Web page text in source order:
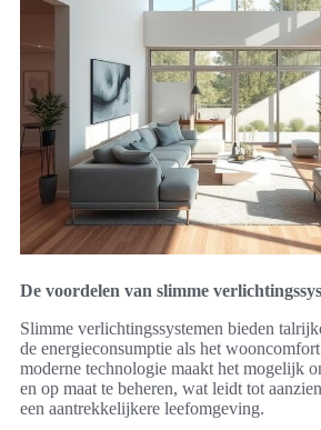
De voordelen van slimme
Slimme verlichtingssystemen bieden
de energieconsumptie als het
moderne technologie maakt het mogelijk
en op maat te beheren, wat leidt tot
een aantrekkelijkere leefomgeving.